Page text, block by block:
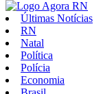
Últimas Notícias
RN
Natal
Política
Polícia
Economia